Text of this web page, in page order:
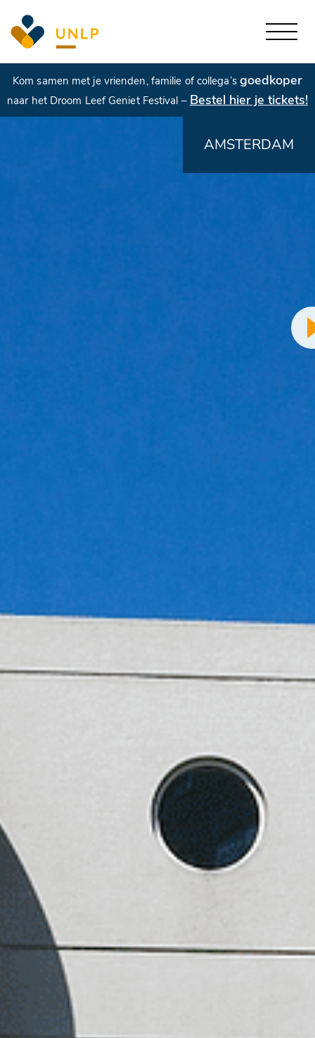
Kom samen met je vrienden, familie of collega’s goedkoper
naar het Droom Leef Geniet Festival – Bestel hier je tickets!
AMSTERDAM